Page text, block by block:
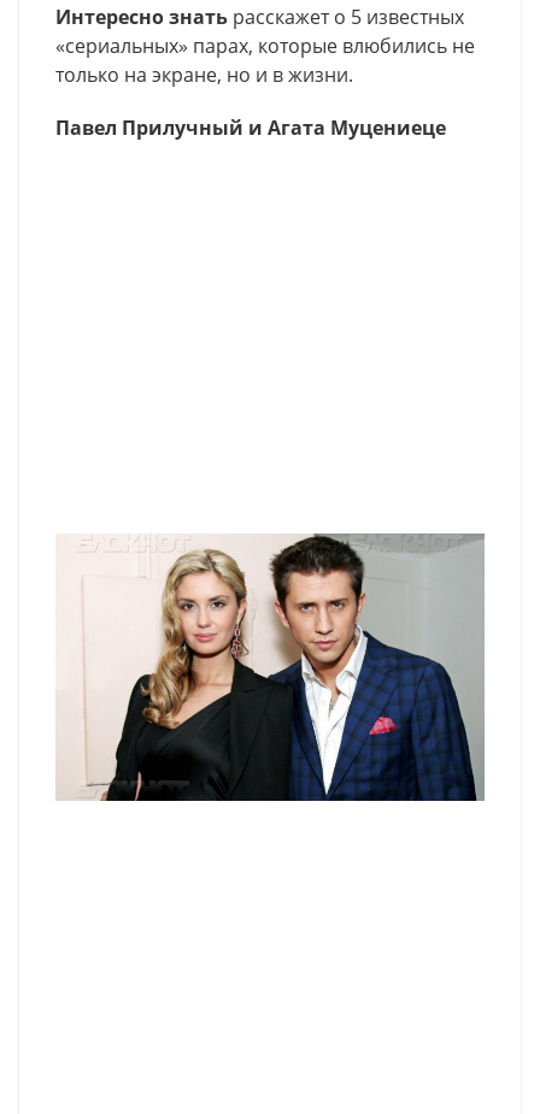
Интересно знать расскажет о 5 известных
«сериальных» парах, которые влюбились не
только на экране, но и в жизни.
Павел Прилучный и Агата Муцениеце